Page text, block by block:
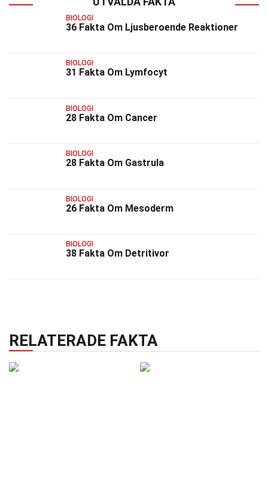
BIOLOGI
36 Fakta Om Ljusberoende Reaktioner
BIOLOGI
31 Fakta Om Lymfocyt
BIOLOGI
28 Fakta Om Cancer
BIOLOGI
28 Fakta Om Gastrula
BIOLOGI
26 Fakta Om Mesoderm
BIOLOGI
38 Fakta Om Detritivor
RELATERADE FAKTA